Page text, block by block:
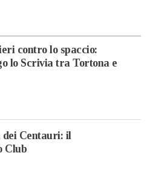
contro lo spaccio:
lo Scrivia tra Tortona e
Centauri: il
Club